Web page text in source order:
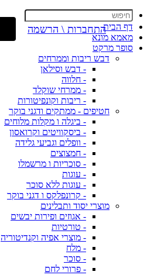
דף הבית
מאמא מונא
סופר מרקט
דבש ריבות וממרחים
- דבש וסילאן
- חלווה
- ממרחי שוקלד
- ריבות וקונפיטורות
חטיפים - ממתקים ודגני בוקר
- ביגלה ו מקלות מלוחים
- ביסקוויטים וקרואסון
- וופלים וגביעי גלידה
- חמצוצים
- סוכריות ו מרשמלו
- עוגות
- עוגות ללא סוכר
- קרונפלקס ו דגני בוקר
מוצרי יסוד ותבלינים
- אגוזים ופירות יבשים
- טורטיות
- מוצרי אפיה וקנדיטוריה
- מלח
- סוכר
- פרורי לחם
התחברות \ הרשמה